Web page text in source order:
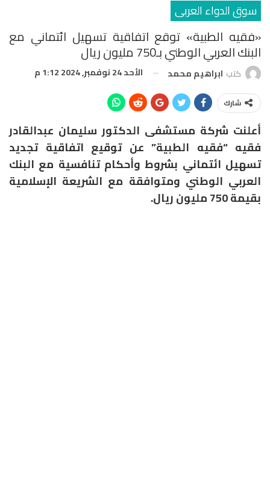
سوق الدواء العربى
«فقيه الطبية» توقع اتفاقية تسهيل ائتماني مع
البنك العربي الوطني بـ750 مليون ريال
كتب ابراهيم محمد الأحد 24 نوفمبر, 2024 1:12 م
شارك
أعلنت شركة مستشفى الدكتور سليمان عبدالقادر
فقيه “فقيه الطبية” عن توقيع اتفاقية تجديد
تسهيل ائتماني بشروط وأحكام تنافسية مع البنك
العربي الوطني ومتوافقة مع الشريعة الإسلامية
بقيمة 750 مليون ريال.